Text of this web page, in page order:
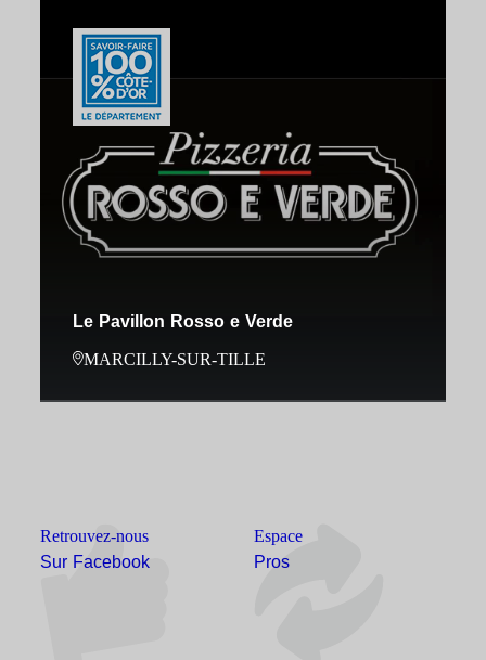
Le Pavillon Rosso e Verde
MARCILLY-SUR-TILLE
Retrouvez-nous
Sur Facebook
Espace
Pros